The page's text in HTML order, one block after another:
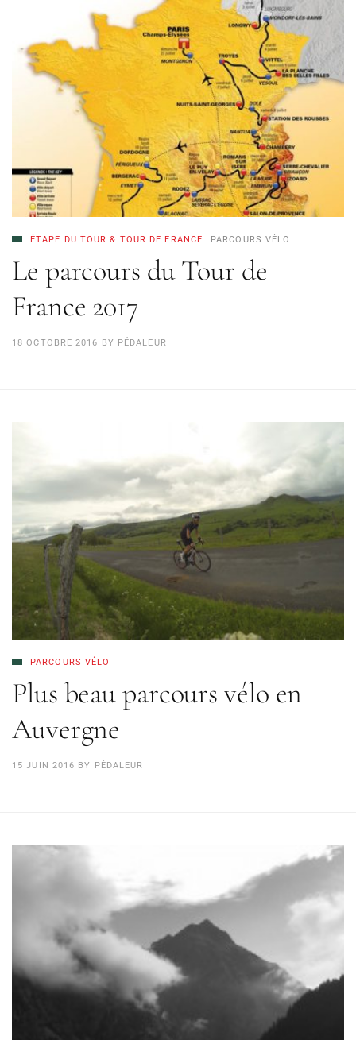
ÉTAPE DU TOUR & TOUR DE FRANCE PARCOURS VÉLO
Le parcours du Tour de
France 2017
18 OCTOBRE 2016 BY PÉDALEUR
PARCOURS VÉLO
Plus beau parcours vélo en
Auvergne
15 JUIN 2016 BY PÉDALEUR